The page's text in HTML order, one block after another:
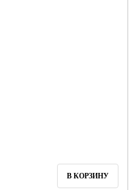
В КОРЗИНУ